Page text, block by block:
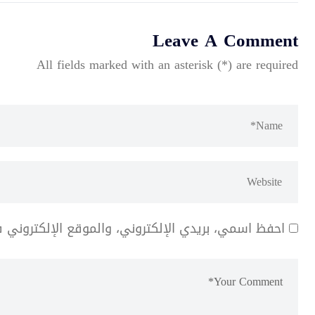
Leave A Comment
All fields marked with an asterisk (*) are required
احفظ اسمي، بريدي الإلكتروني، والموقع